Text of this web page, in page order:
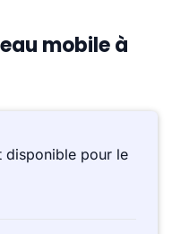
mobile à
disponible pour le